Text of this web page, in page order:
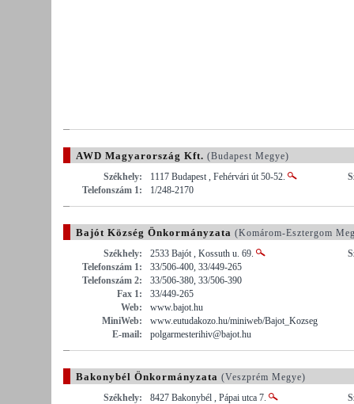
AWD Magyarország Kft. (Budapest Megye)
Székhely:
1117 Budapest , Fehérvári út 50-52.
Telefonszám 1:
1/248-2170
Bajót Község Önkormányzata (Komárom-Esztergom
Székhely:
2533 Bajót , Kossuth u. 69.
Telefonszám 1:
33/506-400, 33/449-265
Telefonszám 2:
33/506-380, 33/506-390
Fax 1:
33/449-265
Web:
www.bajot.hu
MiniWeb:
www.eutudakozo.hu/miniweb/Bajot_Kozseg
E-mail:
polgarmesterihiv@bajot.hu
Bakonybél Önkormányzata (Veszprém Megye)
Székhely:
8427 Bakonybél , Pápai utca 7.